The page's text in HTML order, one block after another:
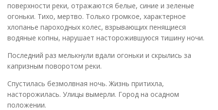
поверхности реки, отражаются белые, синие и зеленые
огоньки. Тихо, мертво. Только громкое, характерное
хлопанье пароходных колес, взрывающих пенящиеся
водяные копны, нарушает насторожившуюся тишину ночи.
Последний раз мелькнули вдали огоньки и скрылись за
капризным поворотом реки.
Спустилась безмолвная ночь. Жизнь притихла,
насторожилась. Улицы вымерли. Город на осадном
положении.